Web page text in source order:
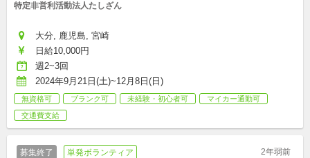
特定非営利活動法人たしざん
大分, 鹿児島, 宮崎
日給10,000円
週2~3回
2024年9月21日(土)~12月8日(日)
無資格可 ブランク可 未経験・初心者可
マイカー通勤可
交通費支給
募集終了 単発ボランティア 2年弱前